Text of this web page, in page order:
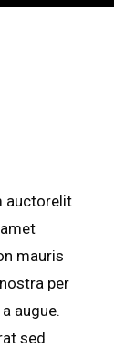
auctorelit
mauris
per
augue.
sed